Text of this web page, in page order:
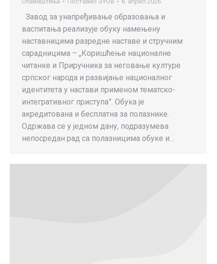
Завод за унапређивање образовања и
васпитања реализује обуку намењену
наставницима разредне наставе и стручним
сарадницима – „Коришћење националне
читанке и Приручника за неговање културе
српског народа и развијање националног
идентитета у настави применом тематско-
интегративног приступа”. Обука је
акредитована и бесплатна за полазнике.
Одржава се у једном дану, подразумева
непосредан рад са полазницима обуке и…